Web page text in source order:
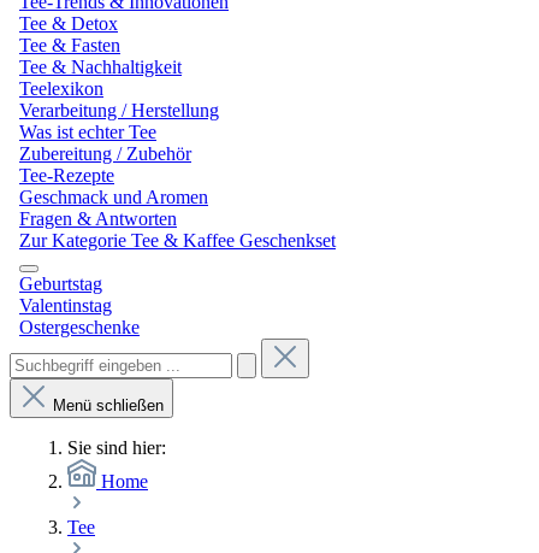
Tee & Detox
Tee & Fasten
Tee & Nachhaltigkeit
Teelexikon
Verarbeitung / Herstellung
Was ist echter Tee
Zubereitung / Zubehör
Tee-Rezepte
Geschmack und Aromen
Fragen & Antworten
Zur Kategorie Tee & Kaffee Geschenkset
Geburtstag
Valentinstag
Ostergeschenke
Menü schließen
Sie sind hier:
Home
Tee